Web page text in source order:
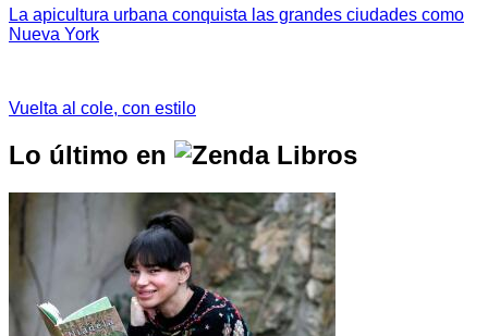
La apicultura urbana conquista las grandes ciudades como
Nueva York
Vuelta al cole, con estilo
Lo último en